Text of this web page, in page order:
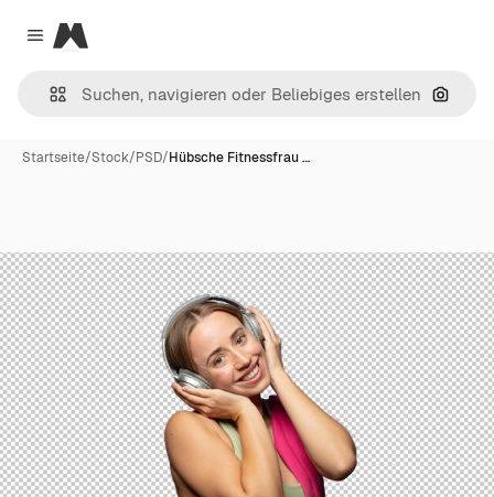
Close menu
Magnific
Nach
Startseite/Stock/PSD/Hübsche Fitnessfrau …